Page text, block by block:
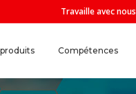
Travaille avec nous
Compétences